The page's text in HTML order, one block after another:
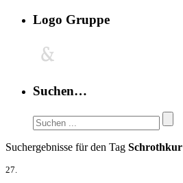
Logo Gruppe
Suchen…
Suchergebnisse für den Tag Schrothkur
27.